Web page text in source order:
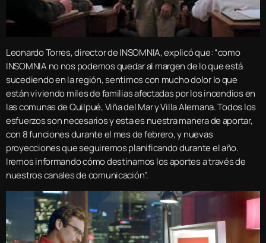
Leonardo Torres, director de INSOMNIA, explicó que: “como
INSOMNIA no nos podemos quedar al margen de lo que está
sucediendo en la región, sentimos con mucho dolor lo que
están viviendo miles de familias afectadas por los incendios en
las comunas de Quilpué, Viña del Mar y Villa Alemana. Todos los
esfuerzos son necesarios y esta es nuestra manera de aportar,
con 8 funciones durante el mes de febrero, y nuevas
proyecciones que seguiremos planificando durante el año.
Iremos informando cómo destinamos los aportes a través de
nuestros canales de comunicación”.